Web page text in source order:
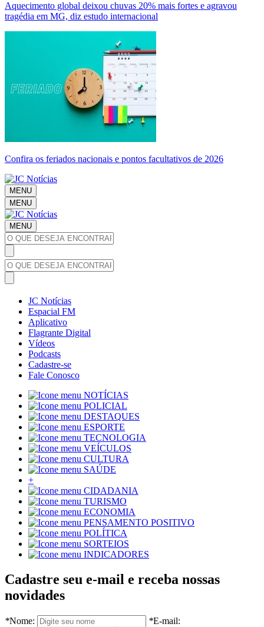
Aquecimento global deixou chuvas 20% mais fortes e agravou
tragédia em MG, diz estudo internacional
Confira os feriados nacionais e pontos facultativos de 2026
MENU
MENU
MENU
JC Notícias
Espacial FM
Aplicativo
Flagrante Digital
Vídeos
Podcasts
Cadastre-se
Fale Conosco
NOTÍCIAS
POLICIAL
DESTAQUES
ESPORTE
TECNOLOGIA
VEÍCULOS
CULTURA
SAÚDE
+
CIDADANIA
TURISMO
ECONOMIA
PENSAMENTO POSITIVO
POLÍTICA
SORTEIOS
INDICADORES
Cadastre seu e-mail e receba nossas
novidades
*Nome: *E-mail: